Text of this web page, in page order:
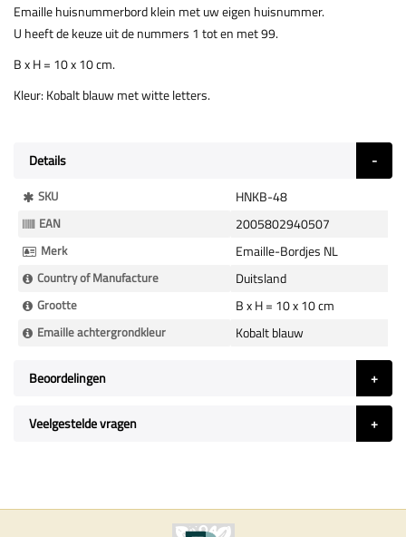
Emaille huisnummerbord klein met uw eigen huisnummer.
U heeft de keuze uit de nummers 1 tot en met 99.
B x H = 10 x 10 cm.
Kleur: Kobalt blauw met witte letters.
Details
Meer
Informatie
SKU HNKB-48
EAN 2005802940507
Merk Emaille-Bordjes NL
Country of Manufacture Duitsland
Grootte B x H = 10 x 10 cm
Emaille achtergrondkleur Kobalt blauw
Beoordelingen
Veelgestelde vragen